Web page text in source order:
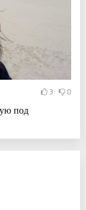
3 0
под